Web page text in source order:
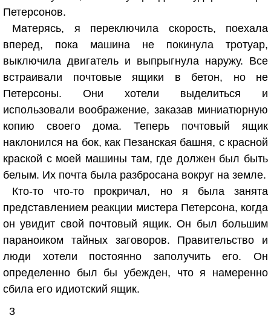
Петерсонов.
Матерясь, я переключила скорость, поехала
вперед, пока машина не покинула тротуар,
выключила двигатель и выпрыгнула наружу. Все
встраивали почтовые ящики в бетон, но не
Петерсоны. Они хотели выделиться и
использовали воображение, заказав миниатюрную
копию своего дома. Теперь почтовый ящик
наклонился на бок, как Пезанская башня, с красной
краской с моей машины там, где должен был быть
белым. Их почта была разбросана вокруг на земле.
Кто-то что-то прокричал, но я была занята
представлением реакции мистера Петерсона, когда
он увидит свой почтовый ящик. Он был большим
параноиком тайных заговоров. Правительство и
люди хотели постоянно заполучить его. Он
определенно был бы убежден, что я намеренно
сбила его идиотский ящик.
3